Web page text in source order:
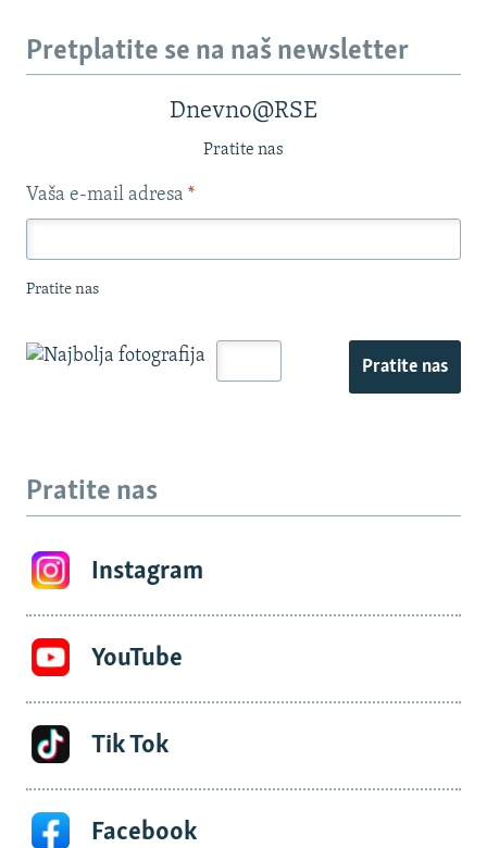
Pretplatite se na naš newsletter
Dnevno@RSE
Pratite nas
Vaša e-mail adresa *
Pratite nas
Pratite nas
Pratite nas
Instagram
YouTube
Tik Tok
Facebook